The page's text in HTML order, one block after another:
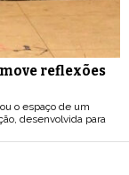
reflexões
o espaço de um
desenvolvida para